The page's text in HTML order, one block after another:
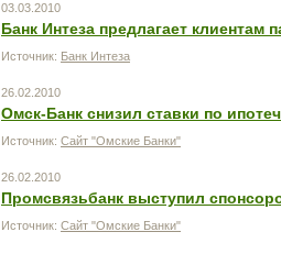
03.03.2010
Банк Интеза предлагает
Источник: Банк Интеза
26.02.2010
Омск-Банк снизил ставки по
Источник: Сайт "Омские Банки"
26.02.2010
Промсвязьбанк выступил
Источник: Сайт "Омские Банки"